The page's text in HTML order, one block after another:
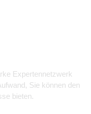
Expertennetzwerk
Sie können den
bieten.